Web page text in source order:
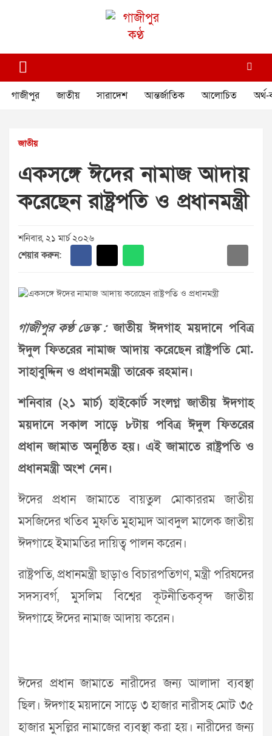
গাজীপুর কণ্ঠ
গাজীপুর জাতীয় সারাদেশ আন্তর্জাতিক আলোচিত অর্থ-
জাতীয়
একসঙ্গে ঈদের নামাজ আদায়
করেছেন রাষ্ট্রপতি ও প্রধানমন্ত্রী
শনিবার, ২১ মার্চ ২০২৬
শেয়ার করুন:
গাজীপুর কণ্ঠ ডেস্ক :জাতীয় ঈদগাহ ময়দানে পবিত্র
ঈদুল ফিতরের নামাজ আদায় করেছেন রাষ্ট্রপতি মো.
সাহাবুদ্দিন ও প্রধানমন্ত্রী তারেক রহমান।
শনিবার (২১ মার্চ) হাইকোর্ট সংলগ্ন জাতীয় ঈদগাহ
ময়দানে সকাল সাড়ে ৮টায় পবিত্র ঈদুল ফিতরের
প্রধান জামাত অনুষ্ঠিত হয়। এই জামাতে রাষ্ট্রপতি ও
প্রধানমন্ত্রী অংশ নেন।
ঈদের প্রধান জামাতে বায়তুল মোকাররম জাতীয়
মসজিদের খতিব মুফতি মুহাম্মদ আবদুল মালেক জাতীয়
ঈদগাহে ইমামতির দায়িত্ব পালন করেন।
রাষ্ট্রপতি, প্রধানমন্ত্রী ছাড়াও বিচারপতিগণ, মন্ত্রী পরিষদের
সদস্যবর্গ, মুসলিম বিশ্বের কূটনীতিকবৃন্দ জাতীয়
ঈদগাহে ঈদের নামাজ আদায় করেন।
ঈদের প্রধান জামাতে নারীদের জন্য আলাদা ব্যবস্থা
ছিল। ঈদগাহ ময়দানে সাড়ে ৩ হাজার নারীসহ মোট ৩৫
হাজার মুসল্লির নামাজের ব্যবস্থা করা হয়। নারীদের জন্য